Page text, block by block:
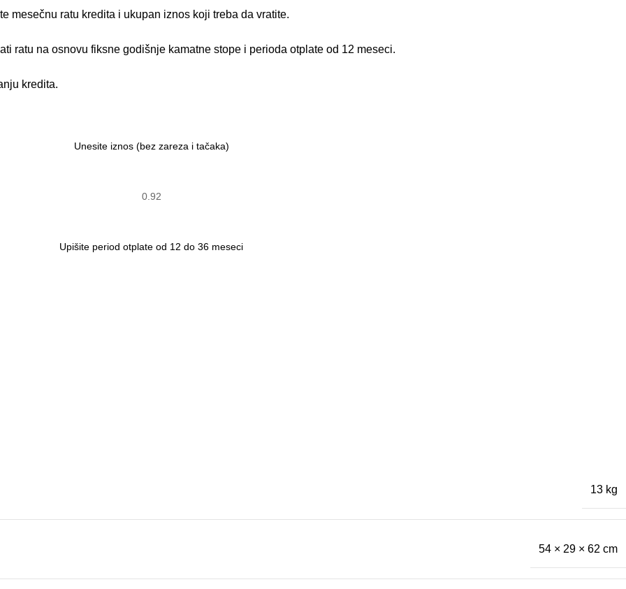
mesečnu ratu kredita i ukupan iznos koji treba da vratite.
ratu na osnovu fiksne godišnje kamatne stope i perioda otplate od 12 meseci.
kredita.
13 kg
54 × 29 × 62 cm